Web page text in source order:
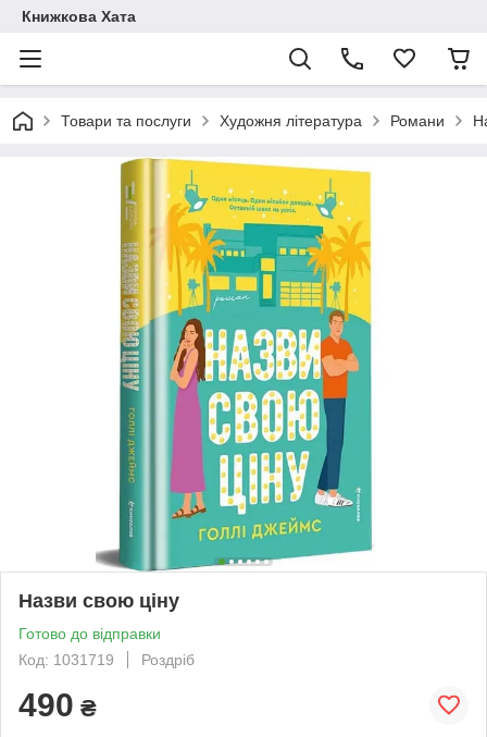
Книжкова Хата
Товари та послуги Художня література Романи
Назви свою ціну
Готово до відправки
Код: 1031719
Роздріб
490 ₴